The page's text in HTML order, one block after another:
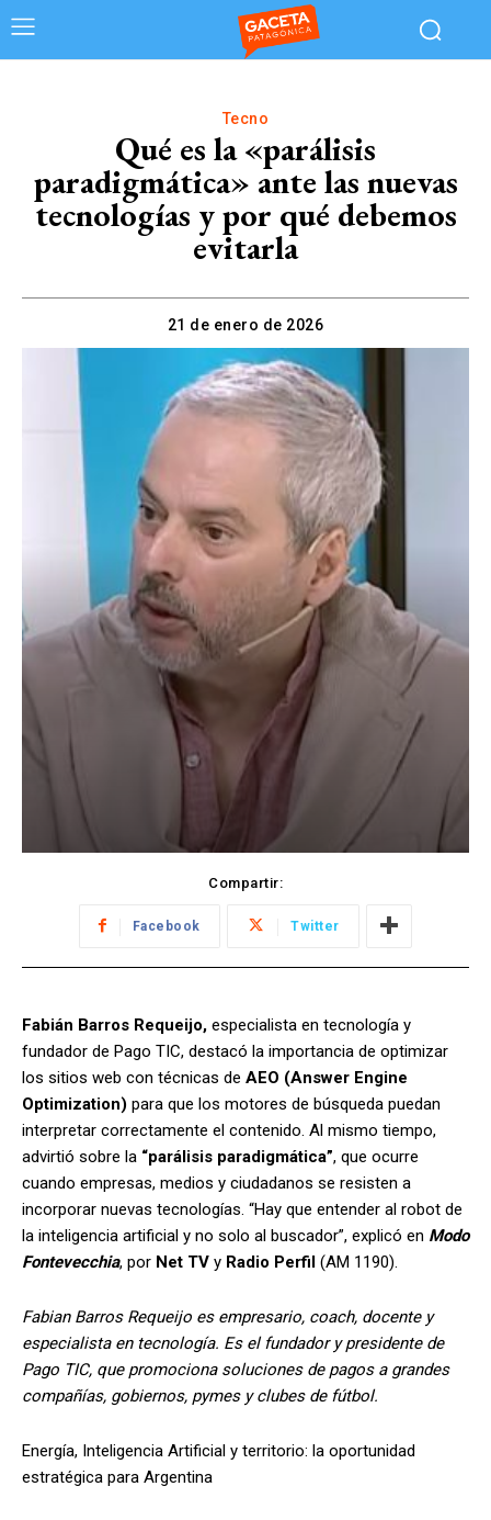
Tecno
Qué es la «parálisis
paradigmática» ante las nuevas
tecnologías y por qué debemos
evitarla
21 de enero de 2026
Compartir:
Facebook Twitter
Fabián Barros Requeijo, especialista en tecnología y
fundador de Pago TIC, destacó la importancia de optimizar
los sitios web con técnicas de AEO (Answer Engine
Optimization) para que los motores de búsqueda puedan
interpretar correctamente el contenido. Al mismo tiempo,
advirtió sobre la “parálisis paradigmática”, que ocurre
cuando empresas, medios y ciudadanos se resisten a
incorporar nuevas tecnologías. “Hay que entender al robot de
la inteligencia artificial y no solo al buscador”, explicó en Modo
Fontevecchia, por Net TV y Radio Perfil (AM 1190).
Fabian Barros Requeijo es empresario, coach, docente y
especialista en tecnología. Es el fundador y presidente de
Pago TIC, que promociona soluciones de pagos a grandes
compañías, gobiernos, pymes y clubes de fútbol.
Energía, Inteligencia Artificial y territorio: la oportunidad
estratégica para Argentina